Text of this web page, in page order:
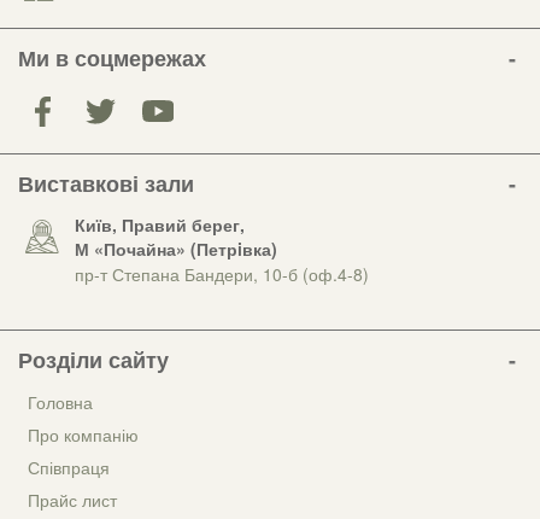
Ми в соцмережах
Виставкові зали
Київ, Правий берег,
М «Почайна» (Петрiвка)
пр-т Степана Бандери, 10-б (оф.4-8)
Розділи сайту
Головна
Про компанію
Співпраця
Прайс лист